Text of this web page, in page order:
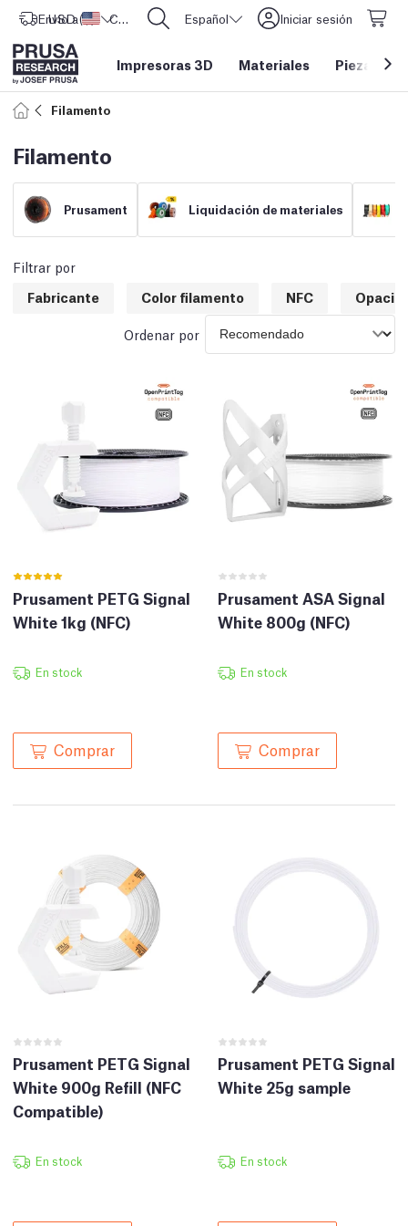
Envío a Estados Unidos
USD ($) CORE One L: ¡Ya disponible! Español Iniciar sesión
Impresoras 3D Materiales Piezas y
Filamento
Filamento
Prusament Liquidación de materiales
Filtrar por
Fabricante
Color filamento NFC
Ordenar por
Prusament PETG Signal
White 1kg (NFC)
En stock
Comprar
Prusament ASA Signal
White 800g (NFC)
En stock
Comprar
Prusament PETG Signal
White 900g Refill (NFC
Compatible)
En stock
Prusament PETG Signal
White 25g sample
En stock